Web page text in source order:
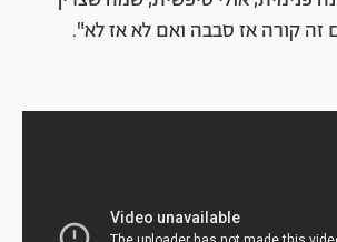
זה קורה אז סבבה ואם לא אז לא".